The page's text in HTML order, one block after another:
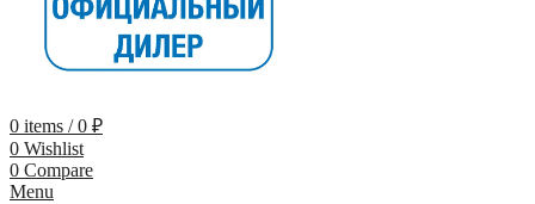
0 items / 0 ₽
0 Wishlist
0 Compare
Menu